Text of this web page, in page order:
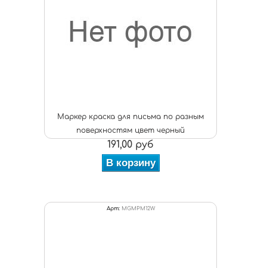
Маркер краска для письма по разным
поверхностям цвет черный
191,00 руб
В корзину
Арт: MGMPM12W